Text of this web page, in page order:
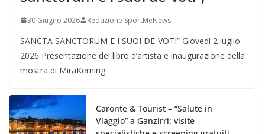
30 Giugno 2026 Redazione SportMeNews
SANCTA SANCTORUM E I SUOI DE-VOTI” Giovedì 2 luglio
2026 Presentazione del libro d’artista e inaugurazione della
mostra di MiraKerning
Caronte & Tourist – “Salute in
Viaggio” a Ganzirri: visite